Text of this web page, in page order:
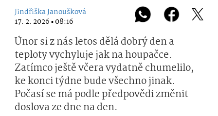
Jindřiška Janoušková
17. 2. 2026 ▪ 08:16
Únor si z nás letos dělá dobrý den a
teploty vychyluje jak na houpačce.
Zatímco ještě včera vydatně chumelilo,
ke konci týdne bude všechno jinak.
Počasí se má podle předpovědi změnit
doslova ze dne na den.